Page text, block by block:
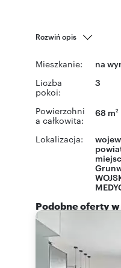
Rozwiń opis
Mieszkanie: na
Liczba
pokoi:
3
Powierzchni
a całkowita:
68 m2
Lokalizacja:
Podobne oferty